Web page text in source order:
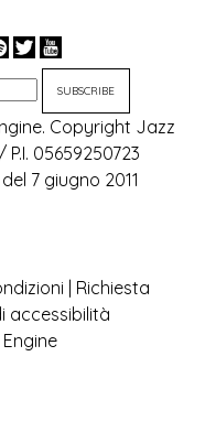
Copyright Jazz
05659250723
7 giugno 2011
Richiesta
accessibilità